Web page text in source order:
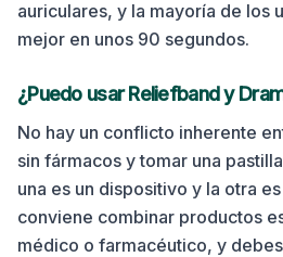
auriculares, y la mayoría de los
mejor en unos 90 segundos.
¿Puedo usar Reliefband y
No hay un conflicto inherente
sin fármacos y tomar una
una es un dispositivo y la otra
conviene combinar productos
médico o farmacéutico, y